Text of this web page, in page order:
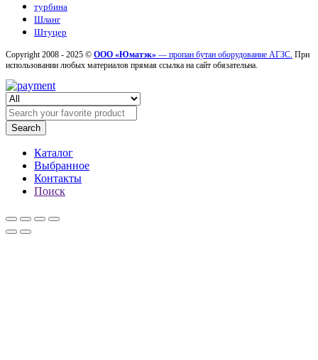
турбина
Шланг
Штуцер
Copyright 2008 - 2025 © ООО «Юматэк» — пропан бутан оборудование АГЗС. При
использовании любых материалов прямая ссылка на сайт обязательна.
Search
Каталог
Выбранное
Контакты
Поиск